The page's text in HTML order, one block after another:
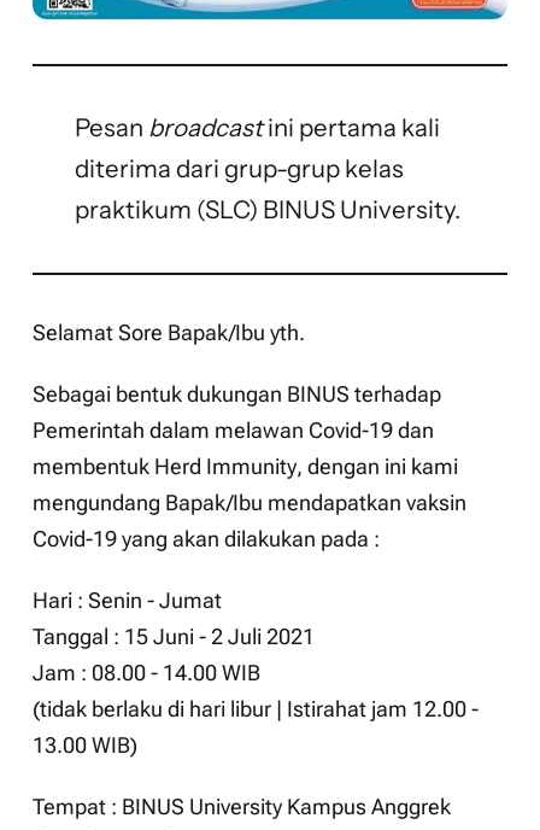
Pesan broadcastini pertama kali
diterima dari grup-grup kelas
praktikum (SLC) BINUS University.
Selamat Sore Bapak/Ibu yth.
Sebagai bentuk dukungan BINUS terhadap
Pemerintah dalam melawan Covid-19 dan
membentuk Herd Immunity, dengan ini kami
mengundang Bapak/Ibu mendapatkan vaksin
Covid-19 yang akan dilakukan pada :
Hari : Senin - Jumat
Tanggal : 15 Juni - 2 Juli 2021
Jam : 08.00 - 14.00 WIB
(tidak berlaku di hari libur | Istirahat jam 12.00 -
13.00 WIB)
Tempat : BINUS University Kampus Anggrek